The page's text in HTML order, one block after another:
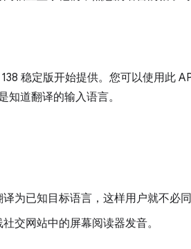
稳定版开始提供。您可以使用此
道翻译的输入语言。
为已知目标语言，这样用户就不必同
交网站中的屏幕阅读器发音。